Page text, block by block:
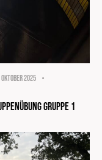
Oktober 2025
Gruppe 1